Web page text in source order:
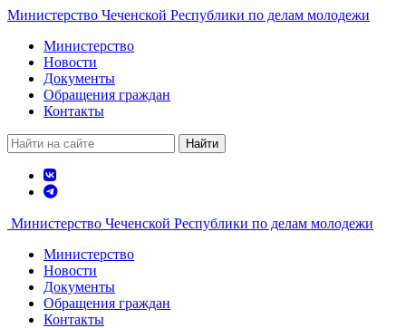
Министерство Чеченской Республики по делам молодежи
Министерство
Новости
Документы
Обращения граждан
Контакты
Найти
Министерство Чеченской Республики по делам молодежи
Министерство
Новости
Документы
Обращения граждан
Контакты